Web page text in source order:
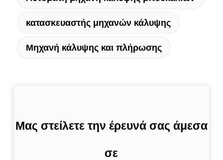
κατασκευαστής μηχανών κάλυψης
Μηχανή κάλυψης και πλήρωσης
Μας στείλετε την έρευνά σας άμεσα
σε